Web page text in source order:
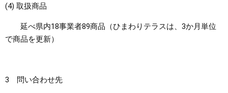
(4) 取扱商品
延べ県内18事業者89商品（ひまわりテラスは、3か月単位
で商品を更新）
3 問い合わせ先